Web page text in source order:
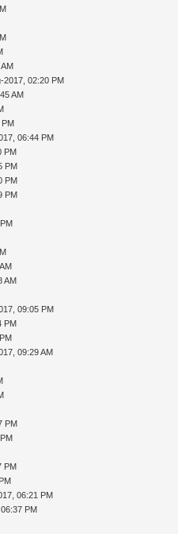
2017, 02:20 PM
AM
06:44 PM
PM
PM
PM
PM
AM
09:05 PM
PM
09:29 AM
PM
PM
06:21 PM
PM